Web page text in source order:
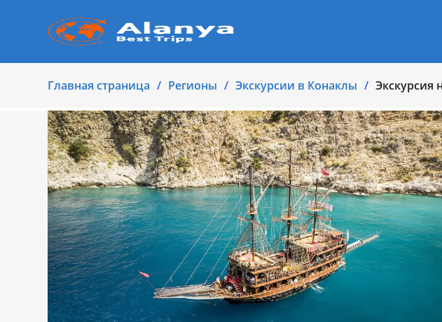
Главная страница Регионы Экскурсии в Конаклы Экскурсия